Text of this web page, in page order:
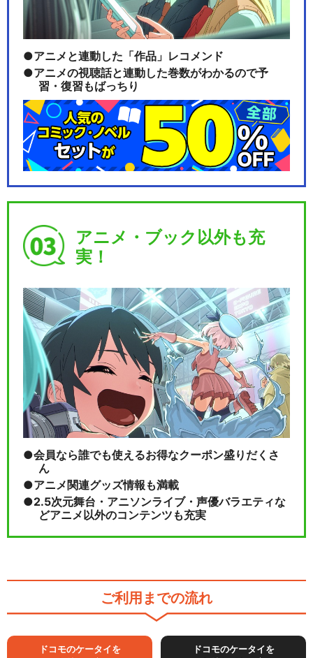
アニメと連動した「作品」レコメンド
アニメの視聴話と連動した巻数がわかるので予
習・復習もばっちり
アニメ・ブック以外も充
実！
会員なら誰でも使えるお得なクーポン盛りだくさ
ん
アニメ関連グッズ情報も満載
2.5次元舞台・アニソンライブ・声優バラエティな
どアニメ以外のコンテンツも充実
ご利用までの流れ
ドコモのケータイを
ドコモのケータイを